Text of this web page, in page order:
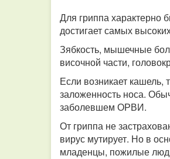
Для гриппа характерно
достигает самых
Зябкость, мышечные
височной части,
Если возникает
заложенность носа.
заболевшем ОРВИ.
От гриппа не
вирус мутирует. Но в
младенцы, пожилые